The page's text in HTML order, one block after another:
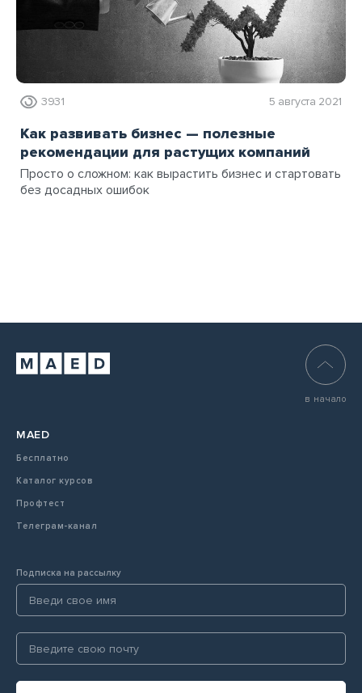
3931 5 августа 2021
Как развивать бизнес — полезные
рекомендации для растущих компаний
Просто о сложном: как вырастить бизнес и стартовать
без досадных ошибок
MAED
Бесплатно
Каталог курсов
Профтест
Телеграм-канал
в начало
Подписка на рассылку